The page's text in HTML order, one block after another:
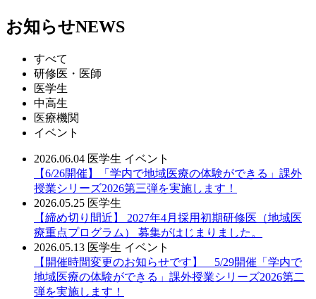
お知らせNEWS
すべて
研修医・医師
医学生
中高生
医療機関
イベント
2026.06.04 医学生 イベント
【6/26開催】「学内で地域医療の体験ができる」課外
授業シリーズ2026第三弾を実施します！
2026.05.25 医学生
【締め切り間近】 2027年4月採用初期研修医（地域医
療重点プログラム） 募集がはじまりました。
2026.05.13 医学生 イベント
【開催時間変更のお知らせです】 5/29開催「学内で
地域医療の体験ができる」課外授業シリーズ2026第二
弾を実施します！